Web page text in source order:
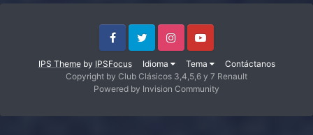
IPS Themeby IPSFocus Idioma Tema Contáctanos
FacebookTwitter InstagramYoutube
Copyright by Club Clásicos 3,4,5,6 y 7 Renault
Powered by Invision Community